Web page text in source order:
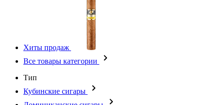
Хиты продаж
Все товары категории
Тип
Кубинские сигары